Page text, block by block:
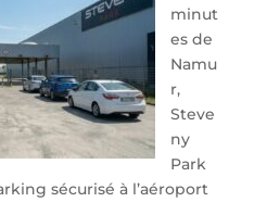
minut
es de
Namu
r,
Steve
ny
Park
sécurisé à l’aéroport